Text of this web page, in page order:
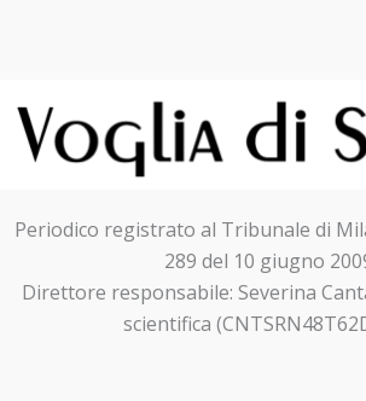
Periodico registrato al Tribunale di
289 del 10 giugno
Direttore responsabile: Severina
scientifica